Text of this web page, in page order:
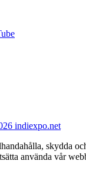
indiexpo.net
skydda
använda vår